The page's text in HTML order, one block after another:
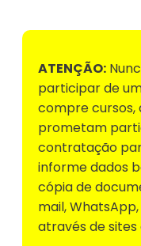
ATENÇÃO:
participar de
compre cursos,
prometam
contratação
informe dados
cópia de
mail,
através de sites